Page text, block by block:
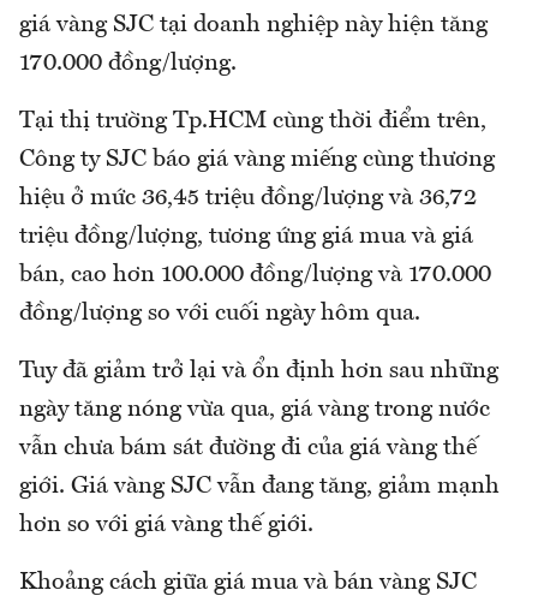
giá vàng SJC tại doanh nghiệp này hiện tăng
170.000 đồng/lượng.
Tại thị trường Tp.HCM cùng thời điểm trên,
Công ty SJC báo giá vàng miếng cùng thương
hiệu ở mức 36,45 triệu đồng/lượng và 36,72
triệu đồng/lượng, tương ứng giá mua và giá
bán, cao hơn 100.000 đồng/lượng và 170.000
đồng/lượng so với cuối ngày hôm qua.
Tuy đã giảm trở lại và ổn định hơn sau những
ngày tăng nóng vừa qua, giá vàng trong nước
vẫn chưa bám sát đường đi của giá vàng thế
giới. Giá vàng SJC vẫn đang tăng, giảm mạnh
hơn so với giá vàng thế giới.
Khoảng cách giữa giá mua và bán vàng SJC